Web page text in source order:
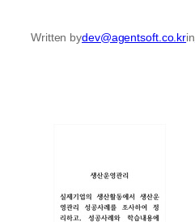
Written bydev@agentsoft.co.krin